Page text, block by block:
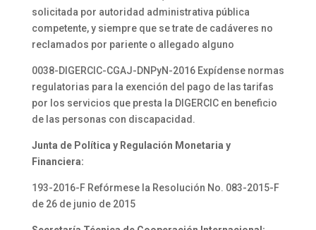
solicitada por autoridad administrativa pública
competente, y siempre que se trate de cadáveres no
reclamados por pariente o allegado alguno
0038-DIGERCIC-CGAJ-DNPyN-2016 Expídense normas
regulatorias para la exención del pago de las tarifas
por los servicios que presta la DIGERCIC en beneficio
de las personas con discapacidad.
Junta de Política y Regulación Monetaria y
Financiera:
193-2016-F Refórmese la Resolución No. 083-2015-F
de 26 de junio de 2015